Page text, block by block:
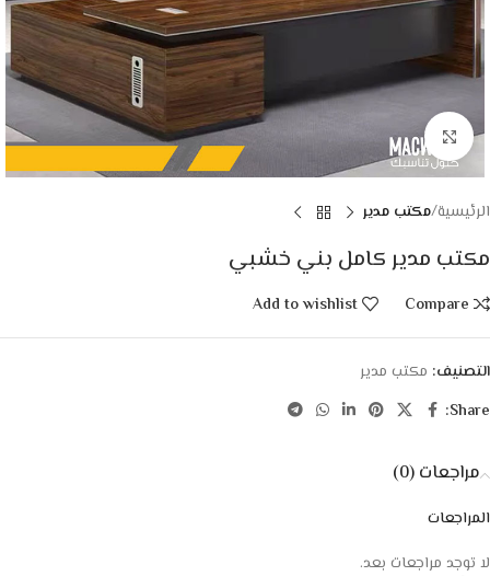
Click to enlarge
الرئيسية مكتب مدير
مكتب مدير كامل بني خشبي
Compare
Add to wishlist
التصنيف: مكتب مدير
Share:
مراجعات (0)
المراجعات
لا توجد مراجعات بعد.